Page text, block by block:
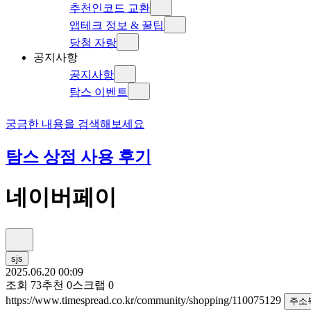
추천인코드 교환
앱테크 정보 & 꿀팁
당첨 자랑
공지사항
공지사항
탐스 이벤트
궁금한 내용을 검색해보세요
탐스 상점 사용 후기
네이버페이
sjs
2025.06.20 00:09
조회 73추천 0스크랩 0
https://www.timespread.co.kr/community/shopping/110075129
주소